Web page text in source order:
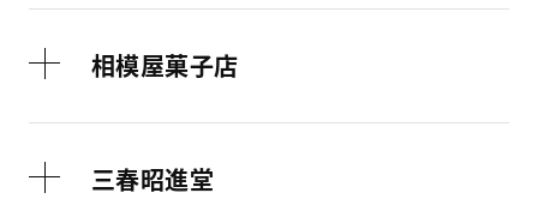
相模屋菓子店
三春昭進堂